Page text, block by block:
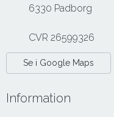
6330 Padborg
CVR 26599326
Se i Google Maps
Information